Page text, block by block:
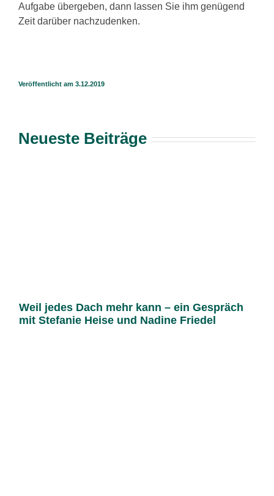
Aufgabe übergeben, dann lassen Sie ihm genügend
Zeit darüber nachzudenken.
Veröffentlicht am 3.12.2019
Neueste Beiträge
Weil jedes Dach mehr kann – ein Gespräch
mit Stefanie Heise und Nadine Friedel